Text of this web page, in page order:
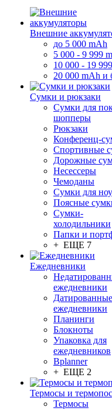
Внешние
до 5 000 mAh
5 000 - 9 999
10 000 - 19
20 000 mAh и
Сумки и рюкзаки
Сумки для
шопперы
Рюкзаки
Конференц-
Спортивные
Дорожные
Несессеры
Чемоданы
Сумки для
Поясные
Сумки-
холодильники
Папки и
+ ЕЩЕ 7
Ежедневники
ежедневники
Датированные
ежедневники
Планинги
Блокноты
Упаковка для
ежедневников
Bplanner
+ ЕЩЕ 2
Термосы и
Термосы